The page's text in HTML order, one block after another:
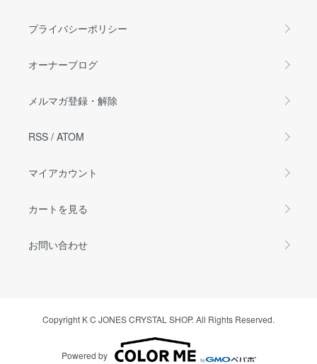
プライバシーポリシー
オーナーブログ
メルマガ登録・解除
RSS / ATOM
マイアカウント
カートを見る
お問い合わせ
Copyright K C JONES CRYSTAL SHOP. All Rights Reserved.
Powered by